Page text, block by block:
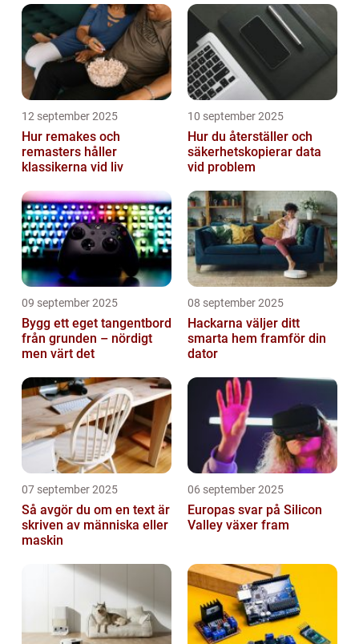
12 september 2025
Hur remakes och
remasters håller
klassikerna vid liv
10 september 2025
Hur du återställer och
säkerhetskopierar data
vid problem
09 september 2025
Bygg ett eget tangentbord
från grunden – nördigt
men värt det
08 september 2025
Hackarna väljer ditt
smarta hem framför din
dator
07 september 2025
Så avgör du om en text är
skriven av människa eller
maskin
06 september 2025
Europas svar på Silicon
Valley växer fram